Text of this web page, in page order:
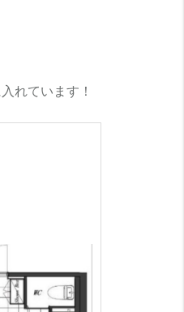
れています！